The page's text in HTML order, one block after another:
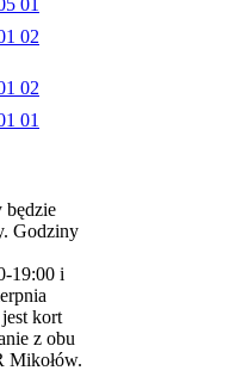
będzie
Godziny
19:00 i
kort
z obu
Mikołów.